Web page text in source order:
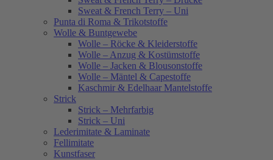
Sweat & French Terry – Uni
Punta di Roma & Trikotstoffe
Wolle & Buntgewebe
Wolle – Röcke & Kleiderstoffe
Wolle – Anzug & Kostümstoffe
Wolle – Jacken & Blousonstoffe
Wolle – Mäntel & Capestoffe
Kaschmir & Edelhaar Mantelstoffe
Strick
Strick – Mehrfarbig
Strick – Uni
Lederimitate & Laminate
Fellimitate
Kunstfaser